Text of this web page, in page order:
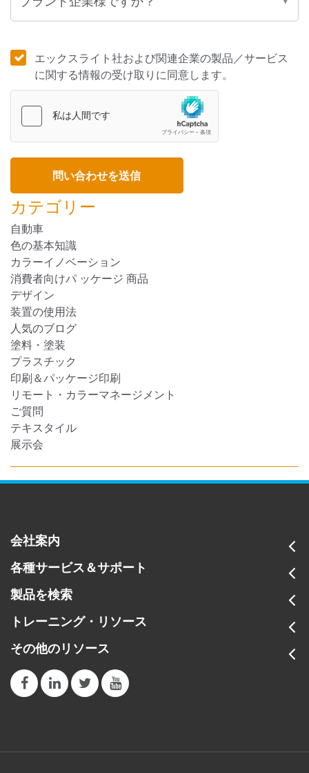
エックスライト社および関連企業の製品／サービス
に関する情報の受け取りに同意します。
カテゴリー
自動車
色の基本知識
カラーイノベーション
消費者向けパ ッケージ 商品
デザイン
装置の使用法
人気のブログ
塗料・塗装
プラスチック
印刷＆パッケージ印刷
リモート・カラーマネージメント
ご質問
テキスタイル
展示会
会社案内
各種サービス＆サポート
製品を検索
トレーニング・リソース
その他のリソース